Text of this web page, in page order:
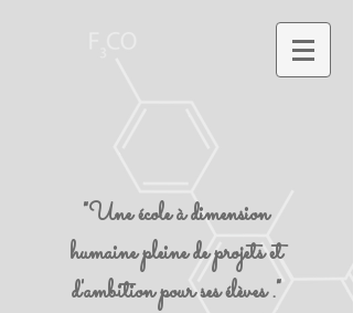
"Une école à dimension
humaine pleine de projets et
d'ambition pour ses élèves ."